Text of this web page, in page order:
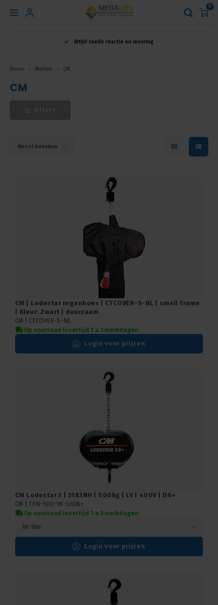
Hoofdmenu
Nederlands
Français
0
Altijd snelle reactie en levering
Home Merken CM
CM
Meest bekeken
CM | Lodestar regenhoes | CTCOVER-S-NL | small frame
| Kleur: Zwart | duurzaam
CM | CTCOVER-S-NL
Op voorraad levertijd 1 a 3 werkdagen
Login voor prijzen
CM Lodestar F | 3183NH | 500kg | LV | 400V | D8+
CM | TFN-500-18-LVD8+
Op voorraad levertijd 1 a 3 werkdagen
hh 18m
Login voor prijzen